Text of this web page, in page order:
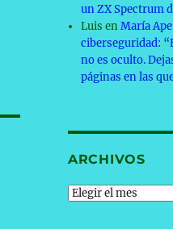
un ZX Spectrum
Luis enMaría
ciberseguridad:
no es oculto.
páginas en las
ARCHIVOS
Archivos